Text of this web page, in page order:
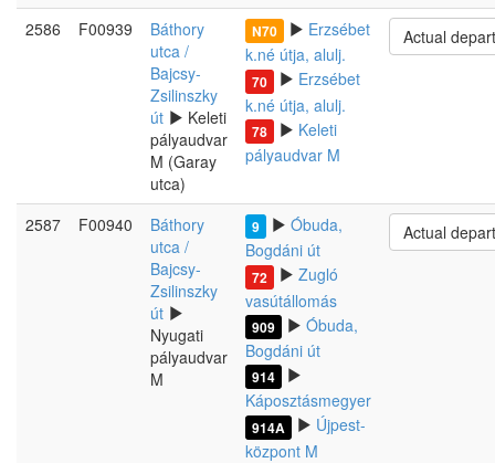
2586 F00939
Báthory
utca /
Bajcsy-
Zsilinszky
út
Keleti
pályaudvar
M (Garay
utca)
N70
Erzsébet
k.né útja, alulj.
70
Erzsébet
k.né útja, alulj.
78
Keleti
pályaudvar M
Actual
2587 F00940
Báthory
utca /
Bajcsy-
Zsilinszky
út
Nyugati
pályaudvar
M
9
Óbuda,
Bogdáni út
72
Zugló
vasútállomás
909
Óbuda,
Bogdáni út
914
Káposztásmegyer
914A
Újpest-
központ M
Actual